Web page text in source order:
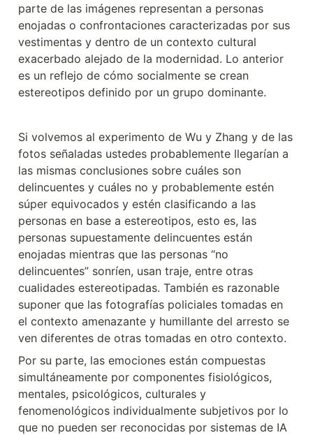
parte de las imágenes representan a personas
enojadas o confrontaciones caracterizadas por sus
vestimentas y dentro de un contexto cultural
exacerbado alejado de la modernidad. Lo anterior
es un reflejo de cómo socialmente se crean
estereotipos definido por un grupo dominante.
Si volvemos al experimento de Wu y Zhang y de las
fotos señaladas ustedes probablemente llegarían a
las mismas conclusiones sobre cuáles son
delincuentes y cuáles no y probablemente estén
súper equivocados y estén clasificando a las
personas en base a estereotipos, esto es, las
personas supuestamente delincuentes están
enojadas mientras que las personas “no
delincuentes” sonríen, usan traje, entre otras
cualidades estereotipadas. También es razonable
suponer que las fotografías policiales tomadas en
el contexto amenazante y humillante del arresto se
ven diferentes de otras tomadas en otro contexto.
Por su parte, las emociones están compuestas
simultáneamente por componentes fisiológicos,
mentales, psicológicos, culturales y
fenomenológicos individualmente subjetivos por lo
que no pueden ser reconocidas por sistemas de IA